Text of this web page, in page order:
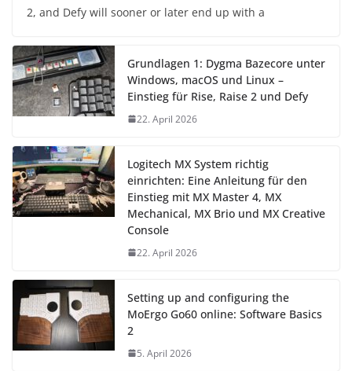
2, and Defy will sooner or later end up with a
Grundlagen 1: Dygma Bazecore unter
Windows, macOS und Linux –
Einstieg für Rise, Raise 2 und Defy
22. April 2026
Logitech MX System richtig
einrichten: Eine Anleitung für den
Einstieg mit MX Master 4, MX
Mechanical, MX Brio und MX Creative
Console
22. April 2026
Setting up and configuring the
MoErgo Go60 online: Software Basics
2
5. April 2026